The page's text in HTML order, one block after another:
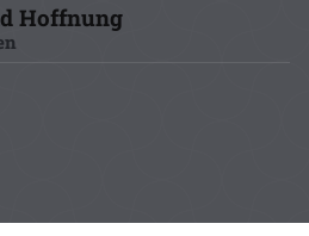
Hoffnung